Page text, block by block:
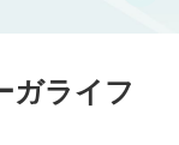
ガライフ